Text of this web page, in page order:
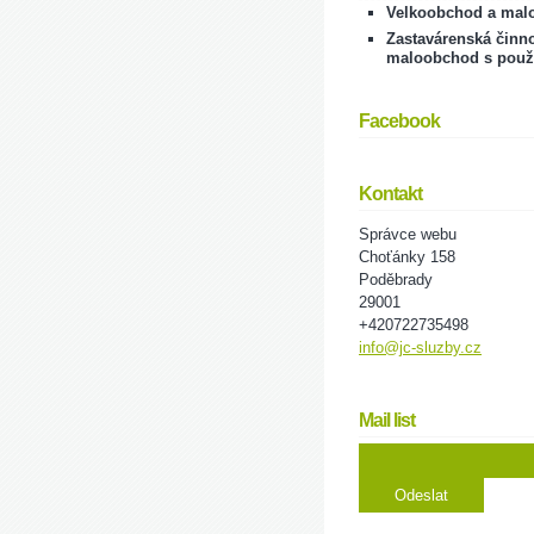
Velkoobchod a
Zastavárenská
maloobchod s
Facebook
Kontakt
Správce webu
Choťánky 158
Poděbrady
29001
+420722735498
info@jc-sluzby.cz
Mail list